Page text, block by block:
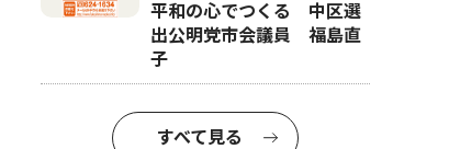
平和の心でつくる 中区選
出公明党市会議員 福島直
子
すべて見る